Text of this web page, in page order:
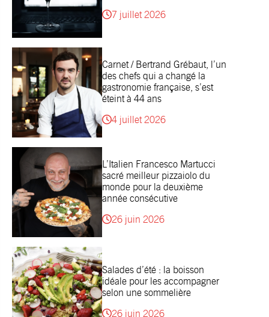
7 juillet 2026
Carnet / Bertrand Grébaut, l’un
des chefs qui a changé la
gastronomie française, s’est
éteint à 44 ans
4 juillet 2026
L’Italien Francesco Martucci
sacré meilleur pizzaiolo du
monde pour la deuxième
année consécutive
26 juin 2026
Salades d’été : la boisson
idéale pour les accompagner
selon une sommelière
26 juin 2026